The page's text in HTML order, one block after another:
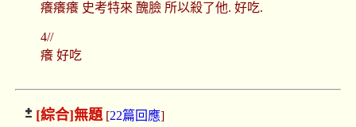
癢癢癢 史考特來 醜臉 所以殺了他. 好吃.
4//
癢 好吃
[綜合]無題[22篇回應]